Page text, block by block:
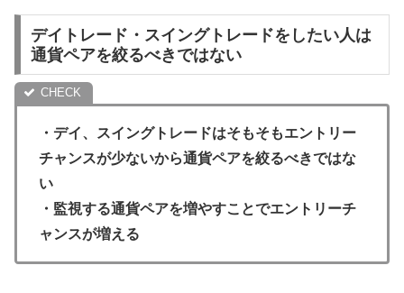
デイトレード・スイングトレードをしたい人は
通貨ペアを絞るべきではない
・デイ、スイングトレードはそもそもエントリー
チャンスが少ないから通貨ペアを絞るべきではな
い
・監視する通貨ペアを増やすことでエントリーチ
ャンスが増える